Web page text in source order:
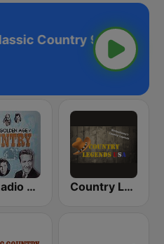
Country 98.1 FM
GotRadio - Classic Country Country Legends USA